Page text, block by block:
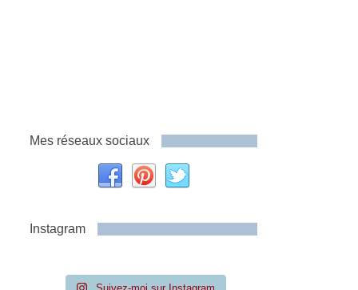
Mes réseaux sociaux
Instagram